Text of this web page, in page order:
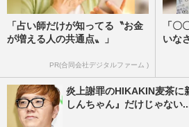
「占い師だけが知ってる〝お金
が増える人の共通点〟」
PR(合同会社デジタルファーム )
「〇
いな
炎上謝罪のHIKAKIN麦茶に
しんちゃん』だけじゃない